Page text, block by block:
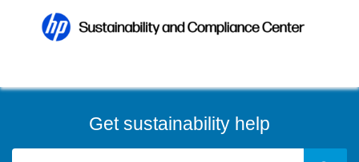
Get sustainability help